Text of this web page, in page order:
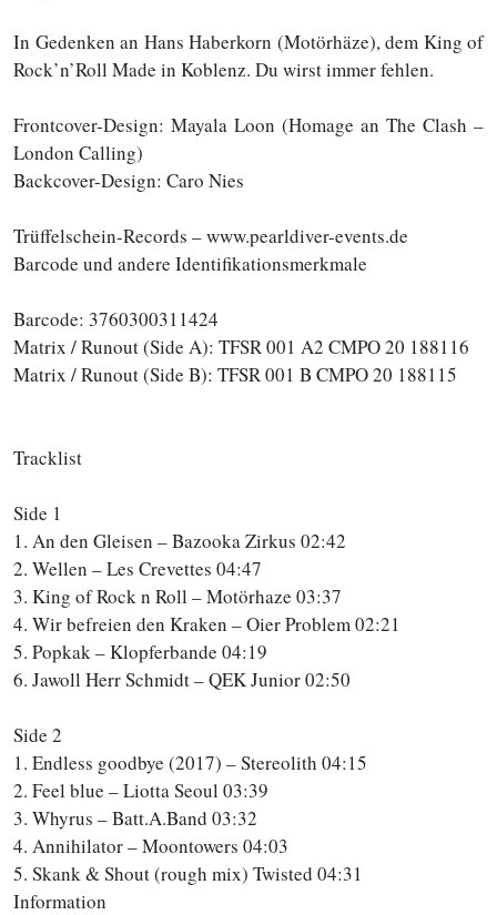
In Gedenken an Hans Haberkorn (Motörhäze), dem King of
Rock’n’Roll Made in Koblenz. Du wirst immer fehlen.
Frontcover-Design: Mayala Loon (Homage an The Clash –
London Calling)
Backcover-Design: Caro Nies
Trüffelschein-Records – www.pearldiver-events.de
Barcode und andere Identifikationsmerkmale
Barcode: 3760300311424
Matrix / Runout (Side A): TFSR 001 A2 CMPO 20 188116
Matrix / Runout (Side B): TFSR 001 B CMPO 20 188115
Tracklist
Side 1
1. An den Gleisen – Bazooka Zirkus 02:42
2. Wellen – Les Crevettes 04:47
3. King of Rock n Roll – Motörhaze 03:37
4. Wir befreien den Kraken – Oier Problem 02:21
5. Popkak – Klopferbande 04:19
6. Jawoll Herr Schmidt – QEK Junior 02:50
Side 2
1. Endless goodbye (2017) – Stereolith 04:15
2. Feel blue – Liotta Seoul 03:39
3. Whyrus – Batt.A.Band 03:32
4. Annihilator – Moontowers 04:03
5. Skank & Shout (rough mix) Twisted 04:31
Information